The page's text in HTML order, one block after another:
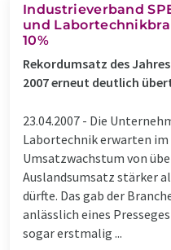
Industrieverband
und
10%
Rekordumsatz des Jahres
2007 erneut deutlich
23.04.2007 - Die
Labortechnik erwarten im
Umsatzwachstum von
Auslandsumsatz stärker
dürfte. Das gab der
anlässlich eines
sogar erstmalig ...